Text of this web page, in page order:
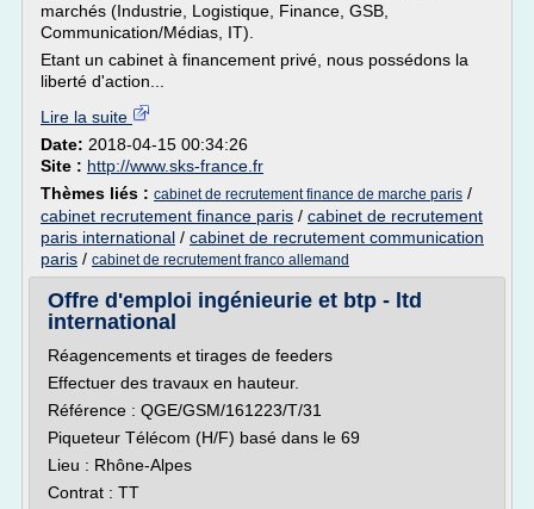
marchés (Industrie, Logistique, Finance, GSB,
Communication/Médias, IT).
Etant un cabinet à financement privé, nous possédons la
liberté d'action...
Lire la suite
Date: 2018-04-15 00:34:26
Site : http://www.sks-france.fr
Thèmes liés : cabinet de recrutement finance de marche paris /
cabinet recrutement finance paris / cabinet de recrutement
paris international / cabinet de recrutement communication
paris / cabinet de recrutement franco allemand
Offre d'emploi ingénieurie et btp - ltd
international
Réagencements et tirages de feeders
Effectuer des travaux en hauteur.
Référence : QGE/GSM/161223/T/31
Piqueteur Télécom (H/F) basé dans le 69
Lieu : Rhône-Alpes
Contrat : TT